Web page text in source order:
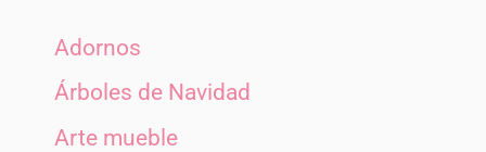
Adornos
Árboles de Navidad
Arte mueble